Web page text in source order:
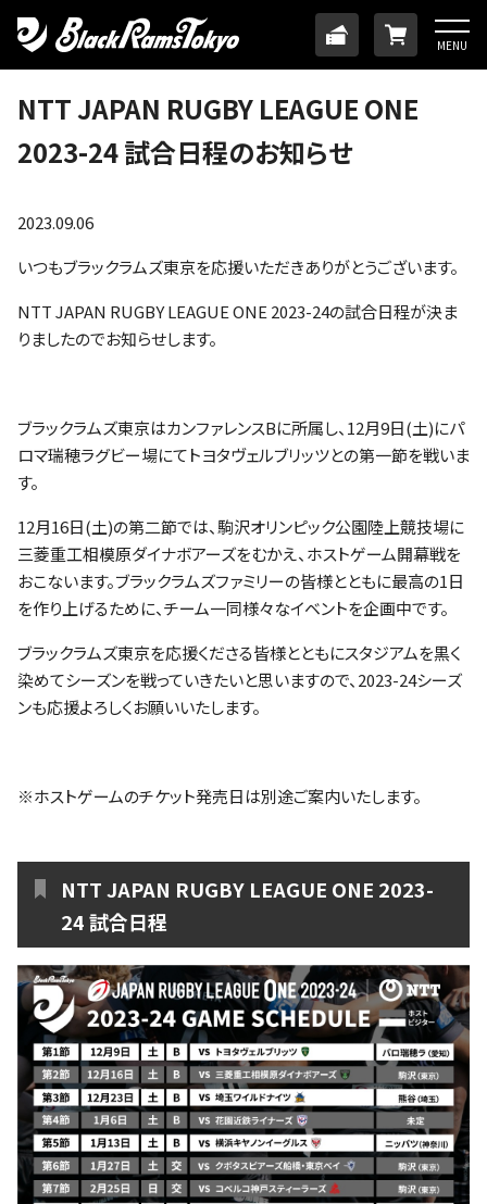
MENU
TICKET
HOME
チーム
メンバー
SDGs・ホームタウン
パートナー
NTT JAPAN RUGBY LEAGUE ONE
2023-24 試合日程のお知らせ
2023.09.06
いつもブラックラムズ東京を応援いただきありがとうございます。
NTT JAPAN RUGBY LEAGUE ONE 2023-24の試合日程が決ま
りましたのでお知らせします。
ブラックラムズ東京はカンファレンスBに所属し、12月9日(土)にパ
ロマ瑞穂ラグビー場にてトヨタヴェルブリッツとの第一節を戦いま
す。
12月16日(土)の第二節では、駒沢オリンピック公園陸上競技場に
三菱重工相模原ダイナボアーズをむかえ、ホストゲーム開幕戦を
おこないます。ブラックラムズファミリーの皆様とともに最高の1日
を作り上げるために、チーム一同様々なイベントを企画中です。
ブラックラムズ東京を応援くださる皆様とともにスタジアムを黒く
染めてシーズンを戦っていきたいと思いますので、2023-24シーズ
ンも応援よろしくお願いいたします。
※ホストゲームのチケット発売日は別途ご案内いたします。
NTT JAPAN RUGBY LEAGUE ONE 2023-
24 試合日程